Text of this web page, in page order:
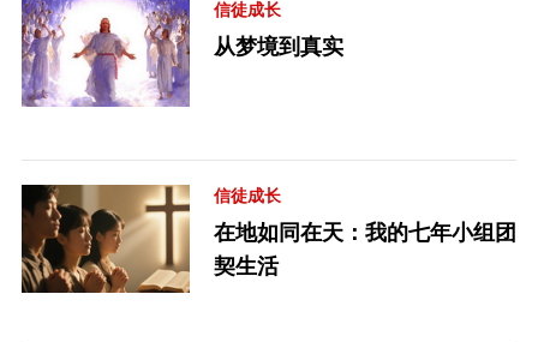
信徒成长
从梦境到真实
信徒成长
在地如同在天：我的七年小组团
契生活